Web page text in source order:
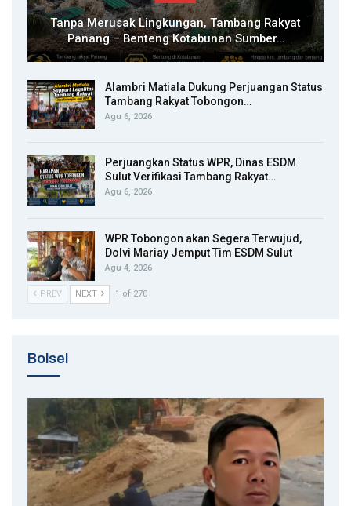
Tanpa Merusak Lingkungan, Tambang Rakyat
Panang – Benteng Kotabunan Sumber…
Alambri Matiala Dukung Perjuangan Status
Tambang Rakyat Tobongon…
Agu 6, 2026
Perjuangkan Status WPR, Dinas ESDM
Sulut Verifikasi Tambang Rakyat…
Agu 6, 2026
WPR Tobongon akan Segera Terwujud,
Dolvi Mariay Jemput Tim ESDM Sulut
Agu 4, 2026
PREV NEXT 1 of 270
Bolsel